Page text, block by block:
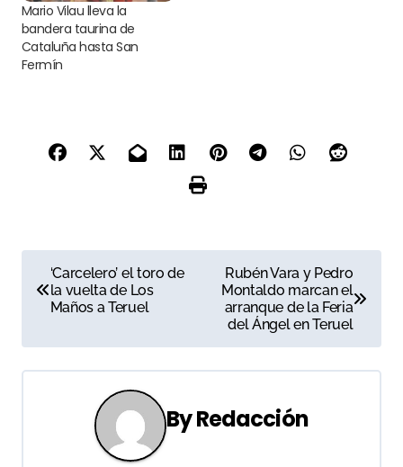
Mario Vilau lleva la
bandera taurina de
Cataluña hasta San
Fermín
a
v
e
‘Carcelero’ el toro de
la vuelta de Los
Maños a Teruel
Rubén Vara y Pedro
Montaldo marcan el
arranque de la Feria
del Ángel en Teruel
ByRedacción